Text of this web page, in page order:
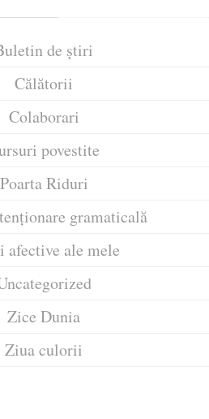
de știri
Călătorii
Colaborari
povestite
Poarta Riduri
gramaticală
afective ale mele
Zice Dunia
Ziua culorii